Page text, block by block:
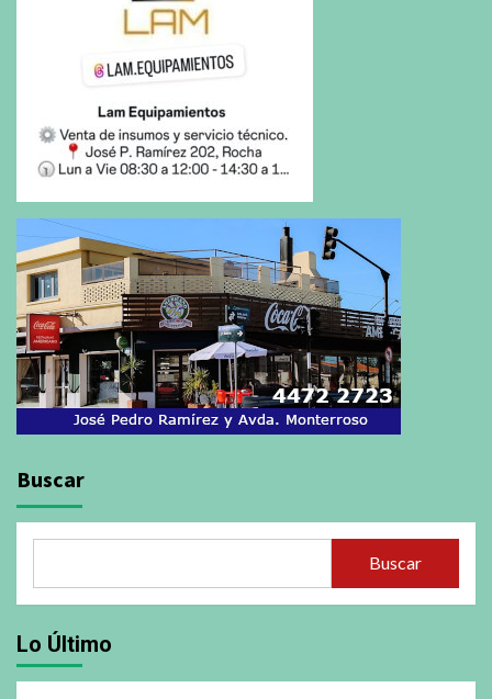
Buscar
Buscar
Lo Último